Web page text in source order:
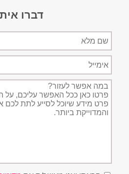
דברו
מלא
תיאור
הפניה